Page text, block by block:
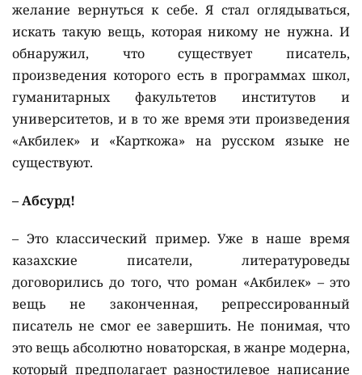
желание вернуться к себе. Я стал оглядываться,
искать такую вещь, которая никому не нужна. И
обнаружил, что существует писатель,
произведения которого есть в программах школ,
гуманитарных факультетов институтов и
университетов, и в то же время эти произведения
«Акбилек» и «Карткожа» на русском языке не
существуют.
– Абсурд!
– Это классический пример. Уже в наше время
казахские писатели, литературоведы
договорились до того, что роман «Акбилек» – это
вещь не законченная, репрессированный
писатель не смог ее завершить. Не понимая, что
это вещь абсолютно новаторская, в жанре модерна,
который предполагает разностилевое написание